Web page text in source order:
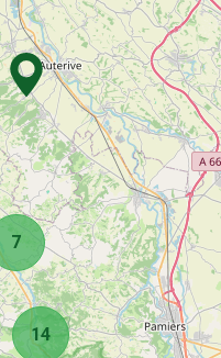
14
7